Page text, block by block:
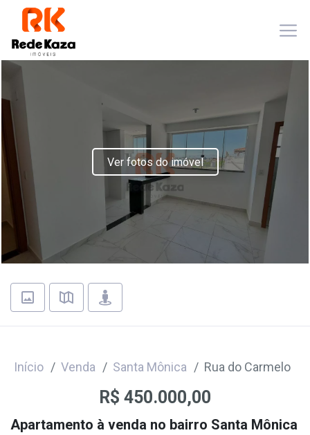
Ver fotos do imóvel
Início Venda Santa Mônica Rua do Carmelo
R$ 450.000,00
Apartamento à venda no bairro Santa Mônica